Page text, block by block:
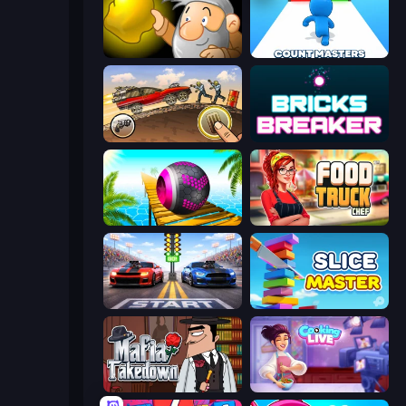
Gold Miner
Earn to Die: Zombie Ride Bricks Breaker
Rolling Balls Sea Race Food Truck Chef™: A Fun Cooking Game
Street Racer 2 Slice Master
Mafia Takedown Cooking Live